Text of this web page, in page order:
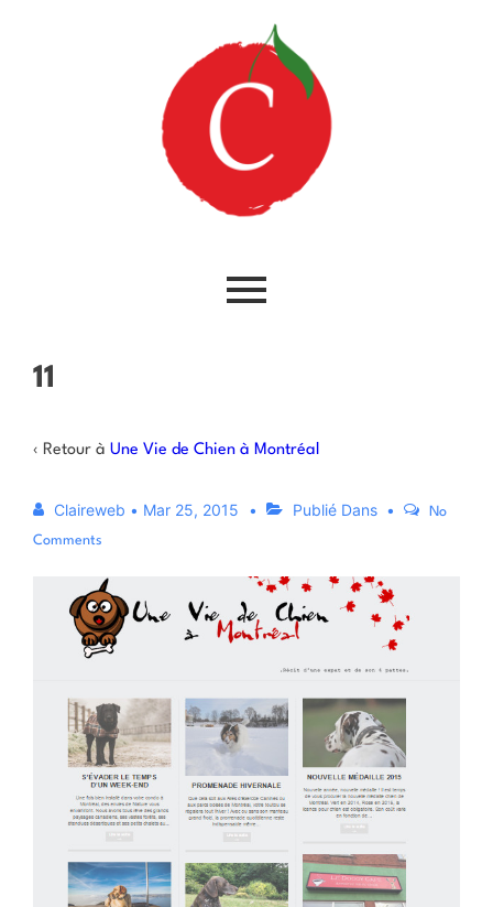
11
‹ Retour à Une Vie de Chien à Montréal
Claireweb • Mar 25, 2015 Publié Dans
No
Comments